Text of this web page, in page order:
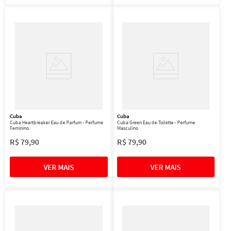
Cuba
Cuba Heartbreaker Eau de Parfum - Perfume
Feminino
R$79,90
Cuba
Cuba Green Eau de Toilette - Perfume
Masculino
R$79,90